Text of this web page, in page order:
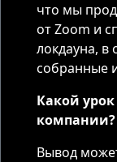
что мы
от Zoom и
локдауна,
собранные
Какой
компании?
Вывод